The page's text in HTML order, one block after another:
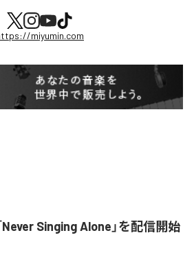
miyumin.com
Singing Alone」を配信開始